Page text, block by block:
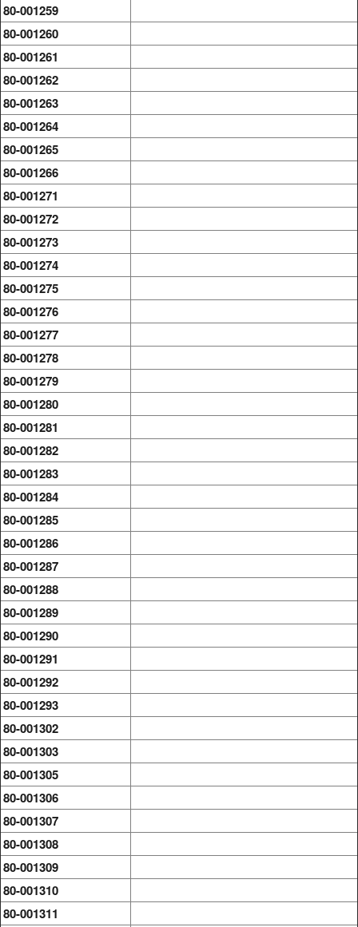
80-001259
80-001260
80-001261
80-001262
80-001263
80-001264
80-001265
80-001266
80-001271
80-001272
80-001273
80-001274
80-001275
80-001276
80-001277
80-001278
80-001279
80-001280
80-001281
80-001282
80-001283
80-001284
80-001285
80-001286
80-001287
80-001288
80-001289
80-001290
80-001291
80-001292
80-001293
80-001302
80-001303
80-001305
80-001306
80-001307
80-001308
80-001309
80-001310
80-001311